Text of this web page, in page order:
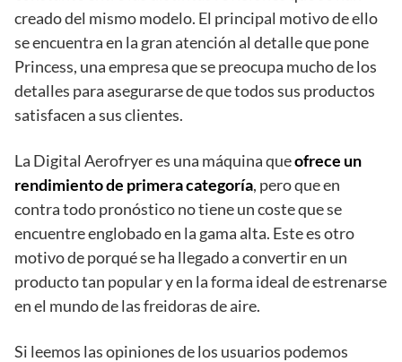
creado del mismo modelo. El principal motivo de ello
se encuentra en la gran atención al detalle que pone
Princess, una empresa que se preocupa mucho de los
detalles para asegurarse de que todos sus productos
satisfacen a sus clientes.
La Digital Aerofryer es una máquina queofrece un
rendimiento de primera categoría, pero que en
contra todo pronóstico no tiene un coste que se
encuentre englobado en la gama alta. Este es otro
motivo de porqué se ha llegado a convertir en un
producto tan popular y en la forma ideal de estrenarse
en el mundo de las freidoras de aire.
Si leemos las opiniones de los usuarios podemos